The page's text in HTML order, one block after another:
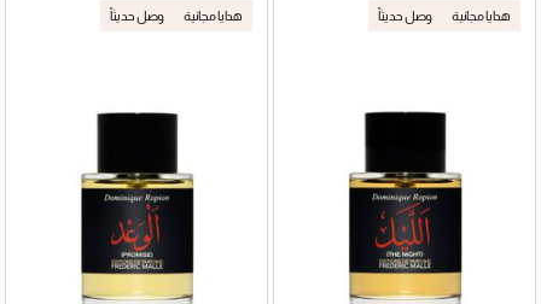
هدايا مجانية وصل حديثاً هدايا مجانية وصل حديثاً